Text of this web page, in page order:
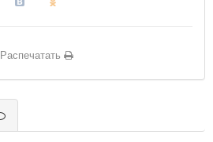
Распечатать